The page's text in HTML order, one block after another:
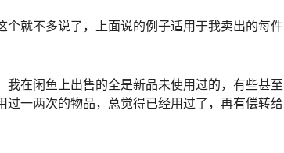
就不多说了，上面说的例子适用于我卖出的每件
在闲鱼上出售的全是新品未使用过的，有些甚至
一两次的物品，总觉得已经用过了，再有偿转给